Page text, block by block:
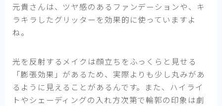
元貴さんは、ツヤ感のあるファンデーションや、キ
ラキラしたグリッターを効果的に使っていますよ
ね。
光を反射するメイクは顔立ちをふっくらと見せる
「膨張効果」があるため、実際よりも少し丸みがあ
るように見えることがあるんです。また、ハイライ
トやシェーディングの入れ方次第で輪郭の印象は劇